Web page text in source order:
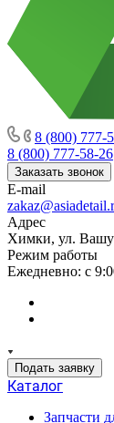
8 (800) 777-
8 (800) 777-58-26
Заказать звонок
E-mail
Адрес
Химки, ул.
Режим работы
Ежедневно: с
Подать заявку
Каталог
Запчасти